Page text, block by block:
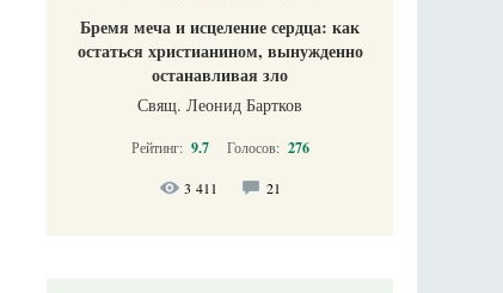
Бремя меча и исцеление сердца: как
остаться христианином, вынужденно
останавливая зло
Свящ. Леонид Бартков
Рейтинг: 9.7 Голосов: 276
3 411 21